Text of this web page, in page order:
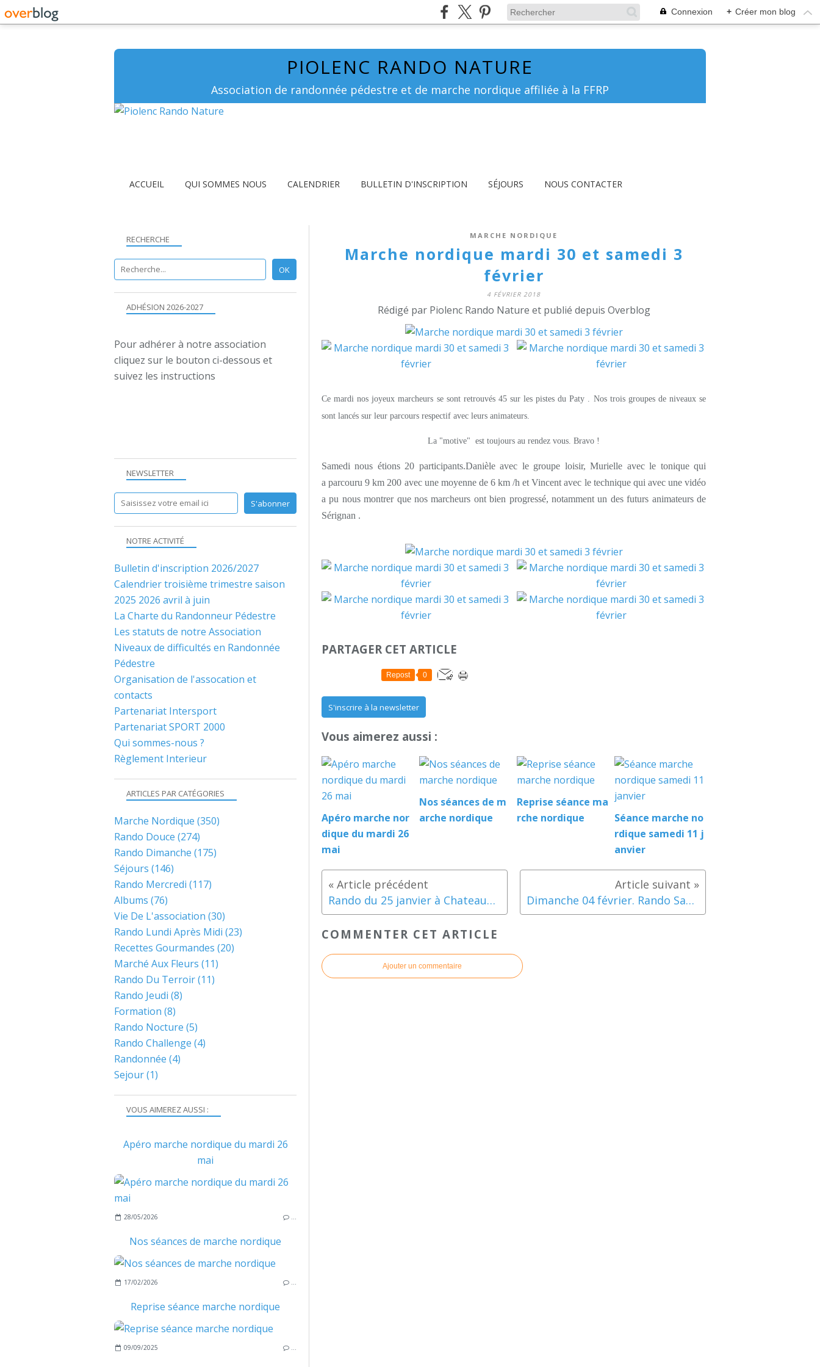
Connexion + Créer mon blog
PIOLENC RANDO NATURE
Association de randonnée pédestre et de marche nordique affiliée à la FFRP
ACCUEIL QUI SOMMES NOUS CALENDRIER BULLETIN D'INSCRIPTION SÉJOURS NOUS CONTACTER
MARCHE NORDIQUE
Marche nordique mardi 30 et samedi 3
février
4 FÉVRIER 2018
Rédigé par Piolenc Rando Nature et publié depuis Overblog
Ce mardi nos joyeux marcheurs se sont retrouvés 45 sur les pistes du Paty . Nos trois groupes de niveaux se
sont lancés sur leur parcours respectif avec leurs animateurs.
La "motive" est toujours au rendez vous. Bravo !
Samedi nous étions 20 participants.Danièle avec le groupe loisir, Murielle avec le tonique qui
a parcouru 9 km 200 avec une moyenne de 6 km /h et Vincent avec le technique qui avec une vidéo
a pu nous montrer que nos marcheurs ont bien progressé, notamment un des futurs animateurs de
Sérignan .
PARTAGER CET ARTICLE
Repost 0
S'inscrire à la newsletter
Vous aimerez aussi :
Apéro marche nor
dique du mardi 26
mai
Nos séances de m
arche nordique
Reprise séance ma
rche nordique
Séance marche no
rdique samedi 11 j
anvier
Rando du 25 janvier à Chateauneuf du Pape Dimanche 04 février. Rando Sahune
COMMENTER CET ARTICLE
Ajouter un commentaire
NEWSLETTER
RECHERCHE
VOUS AIMEREZ AUSSI :
Apéro marche nordique du mardi 26
mai
28/05/2026 …
Nos séances de marche nordique
17/02/2026 …
Reprise séance marche nordique
09/09/2025 …
NOTRE ACTIVITÉ
Bulletin d'inscription 2026/2027
Calendrier troisième trimestre saison
2025 2026 avril à juin
La Charte du Randonneur Pédestre
Les statuts de notre Association
Niveaux de difficultés en Randonnée
Pédestre
Organisation de l'assocation et
contacts
Partenariat Intersport
Partenariat SPORT 2000
Qui sommes-nous ?
Règlement Interieur
ARTICLES PAR CATÉGORIES
Marche Nordique (350)
Rando Douce (274)
Rando Dimanche (175)
Séjours (146)
Rando Mercredi (117)
Albums (76)
Vie De L'association (30)
Rando Lundi Après Midi (23)
Recettes Gourmandes (20)
Marché Aux Fleurs (11)
Rando Du Terroir(11)
Rando Jeudi (8)
Formation (8)
Rando Nocture (5)
Rando Challenge (4)
Randonnée (4)
Sejour(1)
ADHÉSION 2026-2027
Pour adhérer à notre association
cliquez sur le bouton ci-dessous et
suivez les instructions